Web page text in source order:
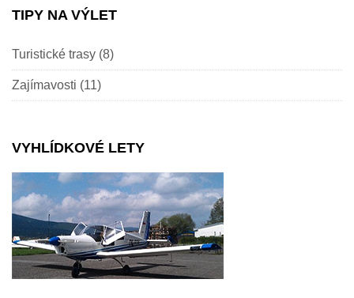
TIPY NA VÝLET
Turistické trasy (8)
Zajímavosti (11)
VYHLÍDKOVÉ LETY